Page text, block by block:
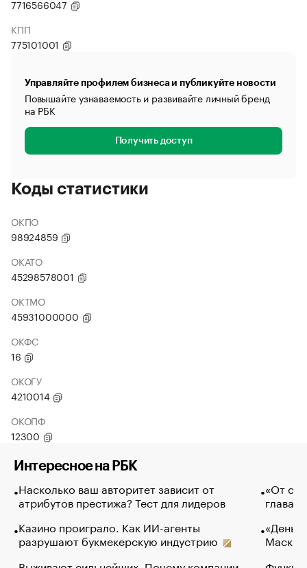
7716566047
КПП
775101001
Управляйте профилем бизнеса и публикуйте новости
Повышайте узнаваемость и развивайте личный бренд
на РБК
Получить доступ
Коды статистики
ОКПО
98924859
ОКАТО
45298578001
ОКТМО
45931000000
ОКФС
16
ОКОГУ
4210014
ОКОПФ
12300
Интересное на РБК
Насколько ваш авторитет зависит от
атрибутов престижа? Тест для лидеров
Казино проиграло. Как ИИ-агенты
разрушают букмекерскую индустрию
«От
глава
Маск в